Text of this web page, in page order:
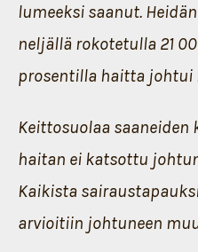
lumeeksi saanut.
neljällä rokotetulla 21
prosentilla haitta johtui
Keittosuolaa saaneiden
haitan ei katsottu
Kaikista
arvioitiin johtuneen